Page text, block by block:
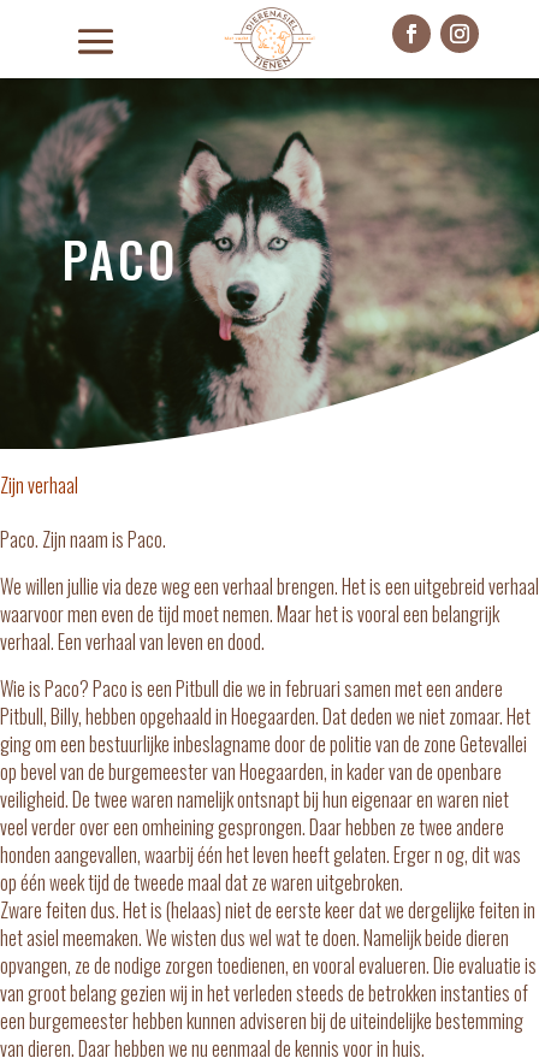
PACO
Zijn verhaal
Paco. Zijn naam is Paco.
We willen jullie via deze weg een verhaal brengen. Het is een uitgebreid verhaal
waarvoor men even de tijd moet nemen. Maar het is vooral een belangrijk
verhaal. Een verhaal van leven en dood.
Wie is Paco? Paco is een Pitbull die we in februari samen met een andere
Pitbull, Billy, hebben opgehaald in Hoegaarden. Dat deden we niet zomaar. Het
ging om een bestuurlijke inbeslagname door de politie van de zone Getevallei
op bevel van de burgemeester van Hoegaarden, in kader van de openbare
veiligheid. De twee waren namelijk ontsnapt bij hun eigenaar en waren niet
veel verder over een omheining gesprongen. Daar hebben ze twee andere
honden aangevallen, waarbij één het leven heeft gelaten. Erger n og, dit was
op één week tijd de tweede maal dat ze waren uitgebroken.
Zware feiten dus. Het is (helaas) niet de eerste keer dat we dergelijke feiten in
het asiel meemaken. We wisten dus wel wat te doen. Namelijk beide dieren
opvangen, ze de nodige zorgen toedienen, en vooral evalueren. Die evaluatie is
van groot belang gezien wij in het verleden steeds de betrokken instanties of
een burgemeester hebben kunnen adviseren bij de uiteindelijke bestemming
van dieren. Daar hebben we nu eenmaal de kennis voor in huis.